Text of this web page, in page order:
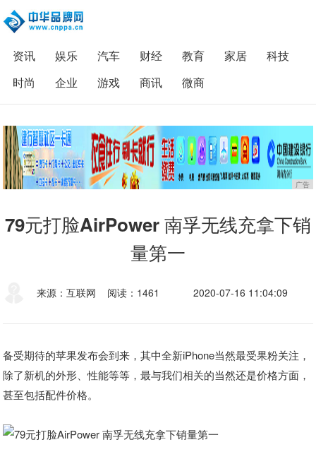
资讯 娱乐 汽车 财经 教育 家居
科技
时尚
企业 游戏 商讯 微商
广告
79元打脸AirPower 南孚无线充拿下销
量第一
来源：互联网 阅读：1461 2020-07-16 11:04:09
备受期待的苹果发布会到来，其中全新iPhone当然最受果粉关注，
除了新机的外形、性能等等，最与我们相关的当然还是价格方面，
甚至包括配件价格。